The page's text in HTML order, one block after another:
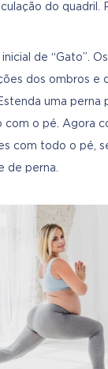
do quadril.
de “Gato”.
dos ombros e
uma perna
com o pé. Agora
com todo o pé,
de perna.